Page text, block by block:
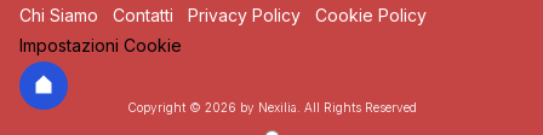
Chi Siamo Contatti Privacy Policy
Cookie Policy
Impostazioni Cookie
Copyright © 2026 by Nexilia. All Rights Reserved